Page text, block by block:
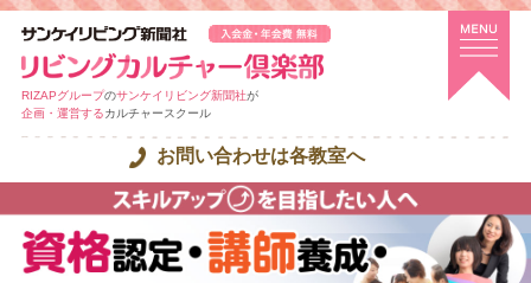
RIZAPグループのサンケイリビング新聞社が
企画・運営するカルチャースクール
お問い合わせは各教室へ